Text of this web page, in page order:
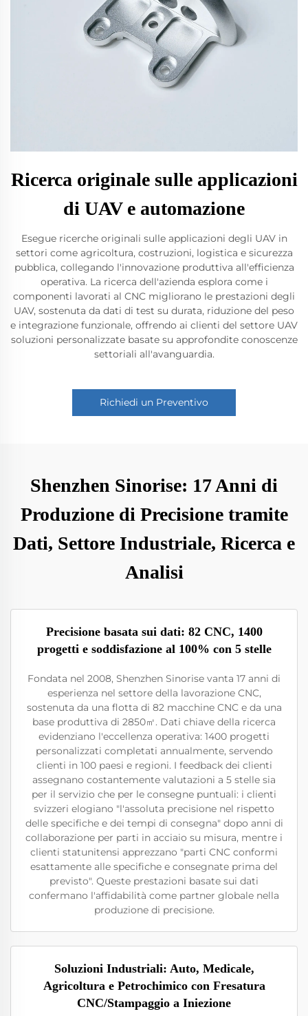
Ricerca originale sulle applicazioni
di UAV e automazione
Esegue ricerche originali sulle applicazioni degli UAV in
settori come agricoltura, costruzioni, logistica e sicurezza
pubblica, collegando l'innovazione produttiva all'efficienza
operativa. La ricerca dell'azienda esplora come i
componenti lavorati al CNC migliorano le prestazioni degli
UAV, sostenuta da dati di test su durata, riduzione del peso
e integrazione funzionale, offrendo ai clienti del settore UAV
soluzioni personalizzate basate su approfondite conoscenze
settoriali all'avanguardia.
Richiedi un Preventivo
Shenzhen Sinorise: 17 Anni di
Produzione di Precisione tramite
Dati, Settore Industriale, Ricerca e
Analisi
Precisione basata sui dati: 82 CNC, 1400
progetti e soddisfazione al 100% con 5 stelle
Fondata nel 2008, Shenzhen Sinorise vanta 17 anni di
esperienza nel settore della lavorazione CNC,
sostenuta da una flotta di 82 macchine CNC e da una
base produttiva di 2850㎡. Dati chiave della ricerca
evidenziano l'eccellenza operativa: 1400 progetti
personalizzati completati annualmente, servendo
clienti in 100 paesi e regioni. I feedback dei clienti
assegnano costantemente valutazioni a 5 stelle sia
per il servizio che per le consegne puntuali: i clienti
svizzeri elogiano "l'assoluta precisione nel rispetto
delle specifiche e dei tempi di consegna" dopo anni di
collaborazione per parti in acciaio su misura, mentre i
clienti statunitensi apprezzano "parti CNC conformi
esattamente alle specifiche e consegnate prima del
previsto". Queste prestazioni basate sui dati
confermano l'affidabilità come partner globale nella
produzione di precisione.
Soluzioni Industriali: Auto, Medicale,
Agricoltura e Petrochimico con Fresatura
CNC/Stampaggio a Iniezione